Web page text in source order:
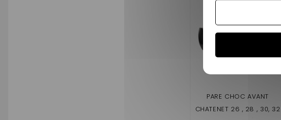
PARE CHOC AVANT
CHATENET 26 , 28 , 30, 32